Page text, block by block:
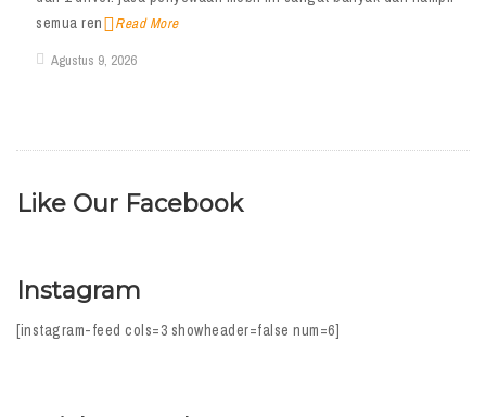
semua ren
Read More
Agustus 9, 2026
Like Our Facebook
Instagram
[instagram-feed cols=3 showheader=false num=6]